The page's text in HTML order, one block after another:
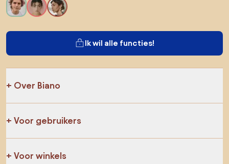
Ik wil alle functies!
Over Biano
Voor gebruikers
Voor winkels